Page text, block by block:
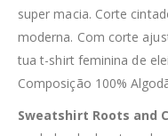
super macia. Corte
moderna. Com corte
tua t-shirt feminina de
Composição 100%
Sweatshirt Roots and